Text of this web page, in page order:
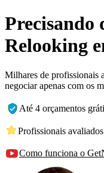
Precisando
Relooking
Milhares de profissionais
negociar apenas com os
Até 4 orçamentos
Profissionais avaliados
Como funciona o